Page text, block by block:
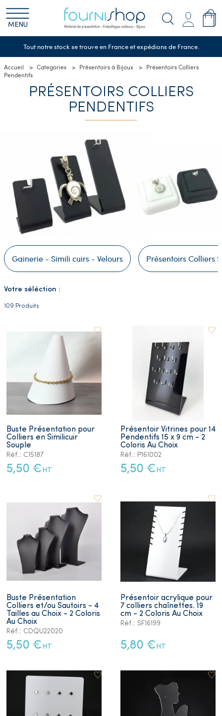
MENU
Tout notre stock se trouve en France et expédions de France.
Accueil Categories Présentoirs à Bijoux
Présentoirs Colliers
Pendentifs
PRÉSENTOIRS COLLIERS
PENDENTIFS
Gainerie - Simili cuirs - Velours Présentoirs Colliers
Votre séléction :
109 Produits
Buste Présentation pour
Colliers en Similicuir
Souple
Réf.: C15187
5,50 € HT
Présentoir Vitrines pour 14
Pendentifs 15 x 9 cm - 2
Coloris Au Choix
Réf.: P161002
5,50 € HT
Buste Présentation
Colliers et/ou Sautoirs - 4
Tailles au Choix - 2 Coloris
Au Choix
Réf.: CDQU22020
5,50 € HT
Présentoir acrylique pour
7 colliers chaînettes. 19
cm - 2 Coloris Au Choix
Réf.: SF16199
5,80 € HT